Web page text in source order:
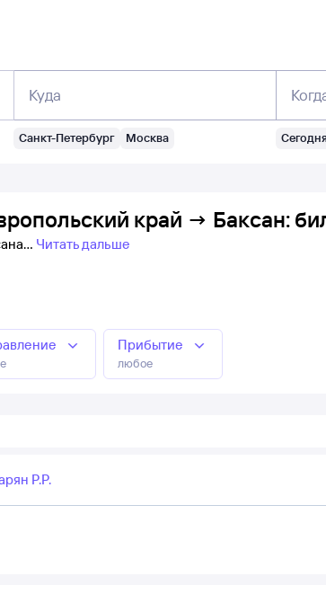
Куда
Санкт-Петербург Москва Сегодня
край → Баксан:
Читать дальше
Прибытие
любое
Р.Р.